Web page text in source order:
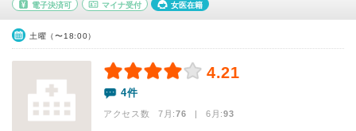
電子決済可 マイナ受付 女医在籍
土曜（〜18:00）
4.21
4件
アクセス数 7月:76 | 6月:93